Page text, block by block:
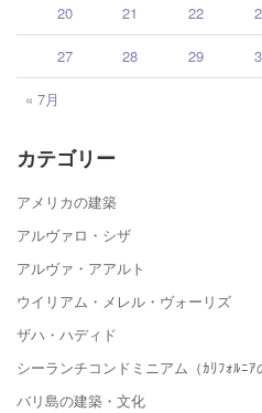
« 7月
20 21 22
27 28 29
カテゴリー
アメリカの建築
アルヴァロ・シザ
アルヴァ・アアルト
ウイリアム・メレル・ヴォーリズ
ザハ・ハディド
シーランチコンドミニアム（ｶﾘﾌｫﾙﾆｱ
バリ島の建築・文化